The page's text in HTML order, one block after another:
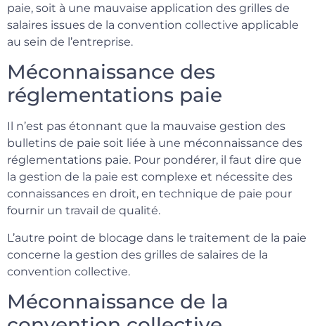
paie, soit à une mauvaise application des grilles de
salaires issues de la convention collective applicable
au sein de l’entreprise.
Méconnaissance des
réglementations paie
Il n’est pas étonnant que la mauvaise gestion des
bulletins de paie soit liée à une méconnaissance des
réglementations paie. Pour pondérer, il faut dire que
la gestion de la paie est complexe et nécessite des
connaissances en droit, en technique de paie pour
fournir un travail de qualité.
L’autre point de blocage dans le traitement de la paie
concerne la gestion des grilles de salaires de la
convention collective.
Méconnaissance de la